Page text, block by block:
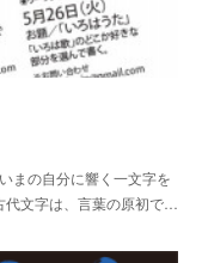
まの自分に響く一文字を
代文字は、言葉の原初で…